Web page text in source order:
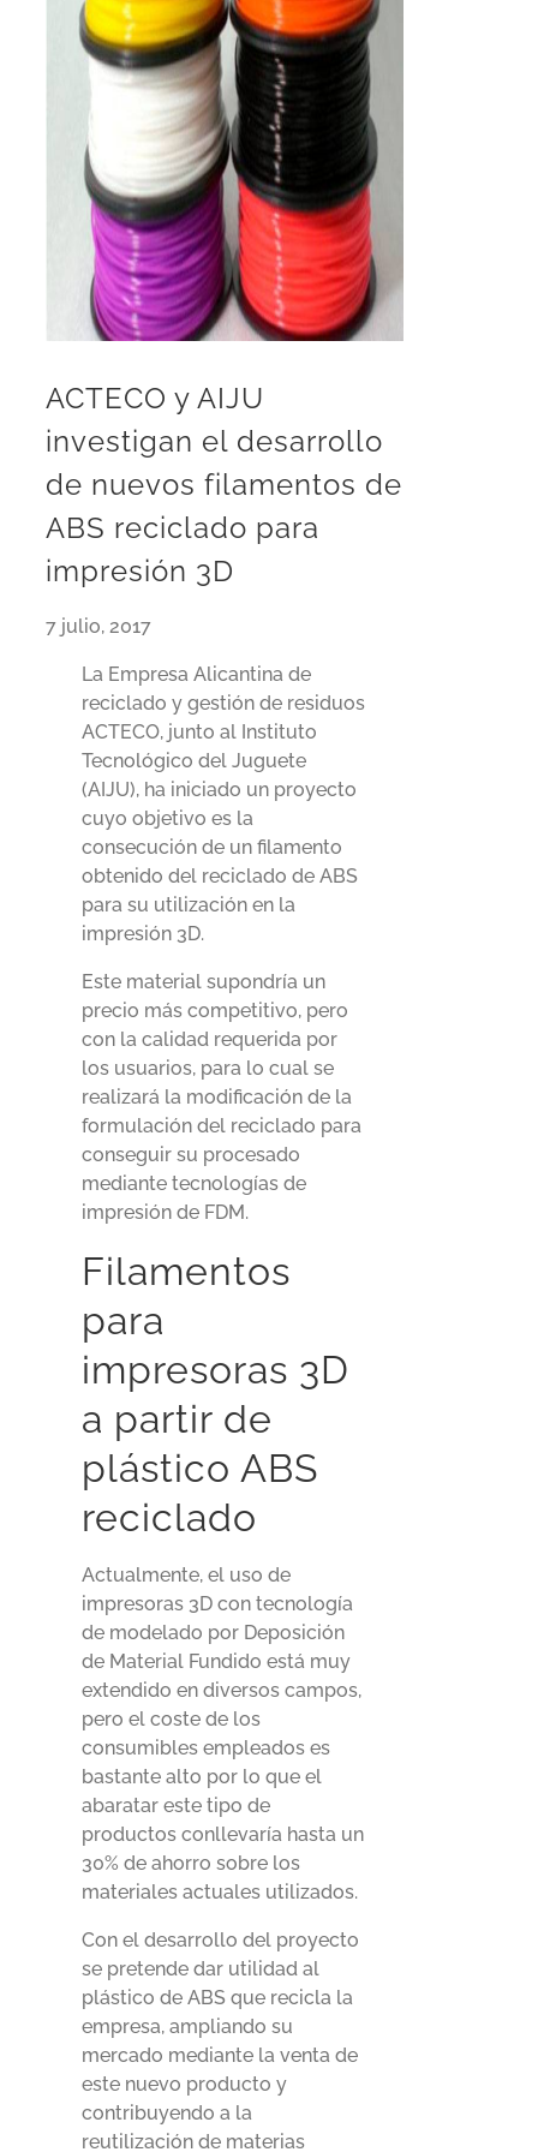
ACTECO y AIJU
investigan el desarrollo
de nuevos filamentos de
ABS reciclado para
impresión 3D
7 julio, 2017
La Empresa Alicantina de
reciclado y gestión de residuos
ACTECO, junto al Instituto
Tecnológico del Juguete
(AIJU), ha iniciado un proyecto
cuyo objetivo es la
consecución de un filamento
obtenido del reciclado de ABS
para su utilización en la
impresión 3D.
Este material supondría un
precio más competitivo, pero
con la calidad requerida por
los usuarios, para lo cual se
realizará la modificación de la
formulación del reciclado para
conseguir su procesado
mediante tecnologías de
impresión de FDM.
Filamentos
para
impresoras 3D
a partir de
plástico ABS
reciclado
Actualmente, el uso de
impresoras 3D con tecnología
de modelado por Deposición
de Material Fundido está muy
extendido en diversos campos,
pero el coste de los
consumibles empleados es
bastante alto por lo que el
abaratar este tipo de
productos conllevaría hasta un
30% de ahorro sobre los
materiales actuales utilizados.
Con el desarrollo del proyecto
se pretende dar utilidad al
plástico de ABS que recicla la
empresa, ampliando su
mercado mediante la venta de
este nuevo producto y
contribuyendo a la
reutilización de materias